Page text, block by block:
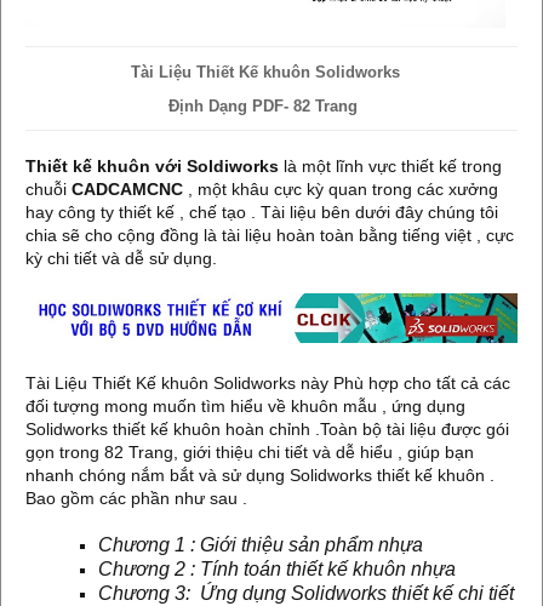
Tài Liệu Thiết Kế khuôn Solidworks
Định Dạng PDF- 82 Trang
Thiết kế khuôn với Soldiworks là một lĩnh vực thiết kế trong
chuỗi CADCAMCNC , một khâu cực kỳ quan trong các xưởng
hay công ty thiết kế , chế tạo . Tài liệu bên dưới đây chúng tôi
chia sẽ cho cộng đồng là tài liệu hoàn toàn bằng tiếng việt , cực
kỳ chi tiết và dễ sử dụng.
Tài Liệu Thiết Kế khuôn Solidworks này Phù hợp cho tất cả các
đối tượng mong muốn tìm hiểu về khuôn mẫu , ứng dụng
Solidworks thiết kế khuôn hoàn chỉnh .Toàn bộ tài liệu được gói
gọn trong 82 Trang, giới thiệu chi tiết và dễ hiểu , giúp bạn
nhanh chóng nắm bắt và sử dụng Solidworks thiết kế khuôn .
Bao gồm các phần như sau .
Chương 1 : Giới thiệu sản phẩm nhựa
Chương 2 : Tính toán thiết kế khuôn nhựa
Chương 3: Ứng dụng Solidworks thiết kế chi tiết